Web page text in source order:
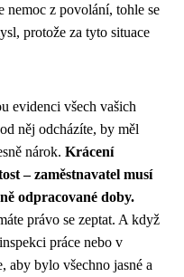
nemoc z povolání, tohle se
protože za tyto situace
evidenci všech vašich
něj odcházíte, by měl
nárok. Krácení
– zaměstnavatel musí
odpracované doby.
právo se zeptat. A když
práce nebo v
aby bylo všechno jasné a